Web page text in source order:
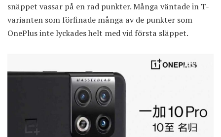
snäppet vassar på en rad punkter. Många väntade in T-
varianten som förfinade många av de punkter som
OnePlus inte lyckades helt med vid första släppet.